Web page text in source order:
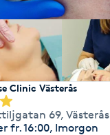
Clinic Västerås
69, Västerås
fr. 16:00, Imorgon